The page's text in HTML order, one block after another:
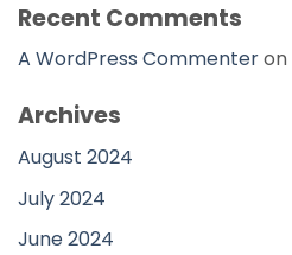
Recent Comments
A WordPress Commenteron
Archives
August 2024
July 2024
June 2024